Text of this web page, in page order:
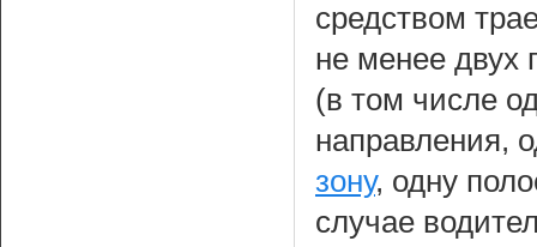
средством
не менее двух
(в том числе
направления,
зону, одну
случае